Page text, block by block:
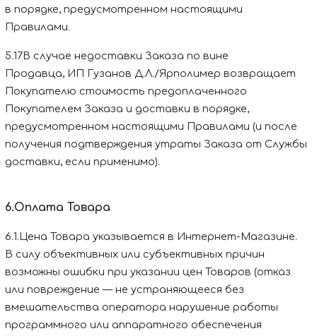
в порядке, предусмотренном настоящими
Правилами.
5.17В случае недоставки Заказа по вине
Продавца, ИП Гузанов Д.Л./Ярполимер возвращает
Покупателю стоимость предоплаченного
Покупателем Заказа и доставки в порядке,
предусмотренном настоящими Правилами (и после
получения подтверждения утраты Заказа от Службы
доставки, если применимо).
6.Оплата Товара
6.1.Цена Товара указывается в Интернет-Магазине.
В силу объективных или субъективных причин
возможны ошибки при указании цен Товаров (отказ
или повреждение — не устраняющееся без
вмешательства оператора нарушение работы
программного или аппаратного обеспечения